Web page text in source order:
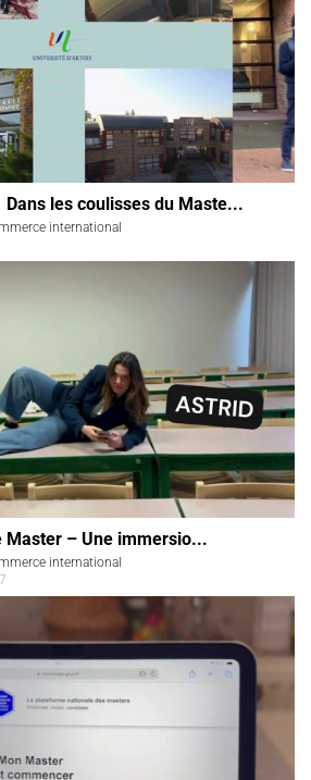
Dans les coulisses du Maste...
international
Master – Une immersio...
international
7